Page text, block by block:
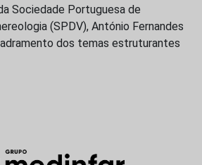
Sociedade Portuguesa de
(SPDV), António Fernandes
dos temas estruturantes